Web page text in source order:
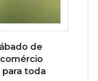
de
toda